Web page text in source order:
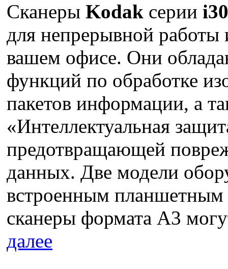
Сканеры Kodak серии
для непрерывной
вашем офисе. Они
функций по обработке
пакетов информации, а
«Интеллектуальная
предотвращающей
данных. Две модели
встроенным
сканеры формата А3
далее